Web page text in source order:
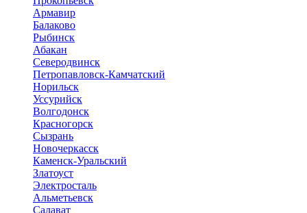
Армавир
Балаково
Рыбинск
Абакан
Северодвинск
Петропавловск-Камчатский
Норильск
Уссурийск
Волгодонск
Красногорск
Сызрань
Новочеркасск
Каменск-Уральский
Златоуст
Электросталь
Альметьевск
Салават